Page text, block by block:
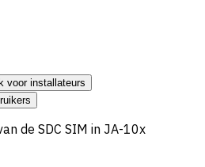
voor installateurs
de SDC SIM in JA-10x